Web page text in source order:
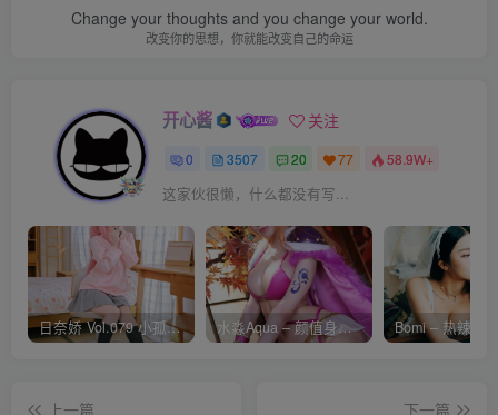
Change your thoughts and you change your world.
改变你的思想，你就能改变自己的命运
开心酱 关注
0 3507 20 77 58.9W+
这家伙很懒，什么都没有写...
日奈娇 Vol.079 小孤独 [134P-1.84GB] 水淼Aqua – 颜值身材双在线 火爆日本 Cos写真作品合集
上一篇
下一篇